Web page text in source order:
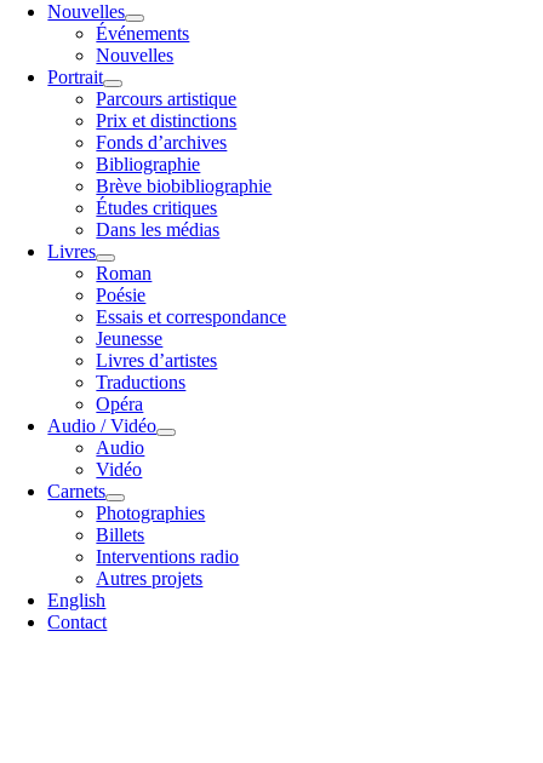
Nouvelles
Événements
Nouvelles
Portrait
Parcours artistique
Prix et distinctions
Fonds d’archives
Bibliographie
Brève biobibliographie
Études critiques
Dans les médias
Livres
Roman
Poésie
Essais et correspondance
Jeunesse
Livres d’artistes
Traductions
Opéra
Audio / Vidéo
Audio
Vidéo
Carnets
Photographies
Billets
Interventions radio
Autres projets
English
Contact